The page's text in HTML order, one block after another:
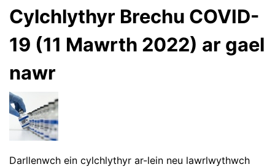
Cylchlythyr Brechu COVID-
19 (11 Mawrth 2022) ar gael
nawr
Darllenwch ein cylchlythyr ar-lein neu lawrlwythwch